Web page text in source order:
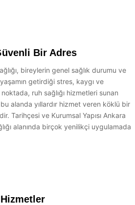
Bir Adres
bireylerin genel sağlık durumu ve
getirdiği stres, kaygı ve
noktada, ruh sağlığı hizmetleri sunan
alanda yıllardır hizmet veren köklü bir
Tarihçesi ve Kurumsal Yapısı Ankara
alanında birçok yenilikçi uygulamada